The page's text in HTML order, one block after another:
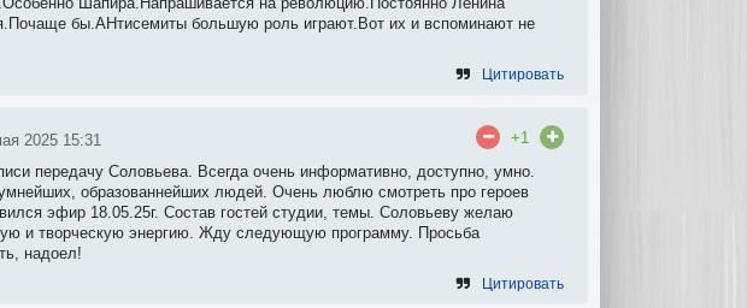
бы.АНтисемиты большую роль играют.Вот их и вспоминают не
Цитировать
2025 15:31
+1
передачу Соловьева. Всегда очень информативно, доступно, умно.
образованнейших людей. Очень люблю смотреть про героев
эфир 18.05.25г. Состав гостей студии, темы. Соловьеву желаю
и творческую энергию. Жду следующую программу. Просьба
надоел!
Цитировать